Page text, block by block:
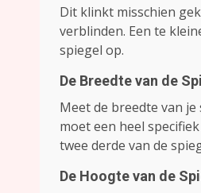
Dit klinkt misschien
verblinden. Een te
spiegel op.
De Breedte van de
Meet de breedte van
moet een heel
twee derde van de
De Hoogte van de